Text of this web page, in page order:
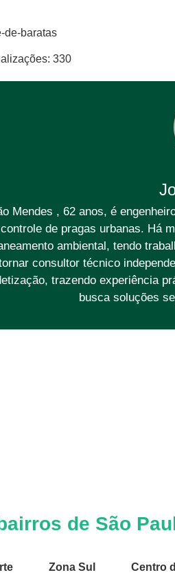
de-baratas
330
Mendes , 62 anos, é
de pragas urbanas. Há
ambiental, tendo
consultor técnico
trazendo experiência
busca soluções
de São
Zona Sul Centro